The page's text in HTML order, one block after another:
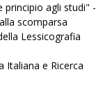
principio agli studi" -
scomparsa
Lessicografia
Italiana e Ricerca